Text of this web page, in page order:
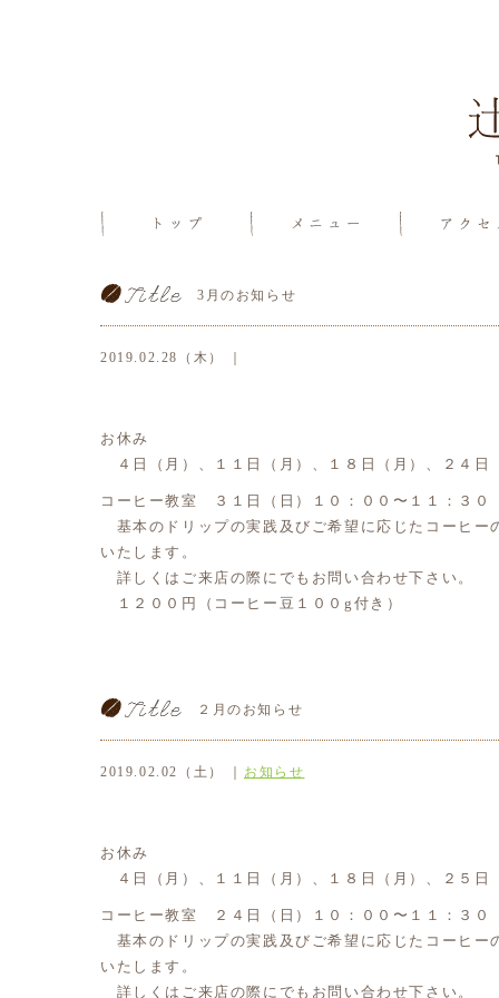
3月のお知らせ
2019.02.28（木） ｜
お休み
４日（月）、１１日（月）、１８日（月）、２４日
コーヒー教室 ３１日（日）１０：００〜１１：３
基本のドリップの実践及びご希望に応じたコーヒー
いたします。
詳しくはご来店の際にでもお問い合わせ下さい。
１２００円（コーヒー豆１００g付き）
２月のお知らせ
2019.02.02（土） ｜ お知らせ
お休み
４日（月）、１１日（月）、１８日（月）、２５日
コーヒー教室 ２４日（日）１０：００〜１１：３
基本のドリップの実践及びご希望に応じたコーヒー
いたします。
詳しくはご来店の際にでもお問い合わせ下さい。